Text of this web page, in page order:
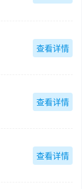
查看详情
查看详情
查看详情